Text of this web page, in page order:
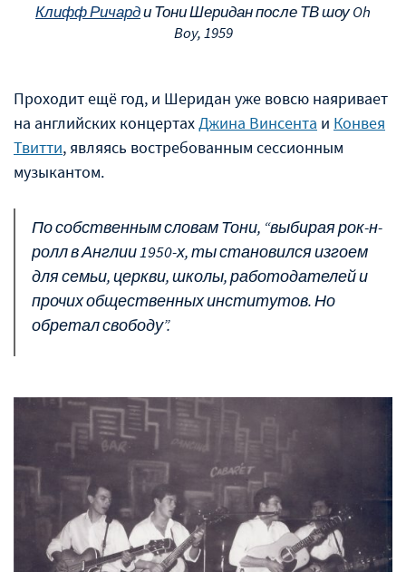
Клифф Ричарди Тони Шеридан после ТВ шоу Oh
Boy, 1959
Проходит ещё год, и Шеридан уже вовсю наяривает
на английских концертах Джина Винсента и Конвея
Твитти, являясь востребованным сессионным
музыкантом.
По собственным словам Тони, “выбирая рок-н-
ролл в Англии 1950-х, ты становился изгоем
для семьи, церкви, школы, работодателей и
прочих общественных институтов. Но
обретал свободу”.